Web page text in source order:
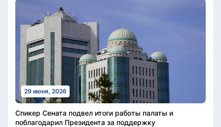
29 июня, 2026
Спикер Сената подвел итоги работы палаты и
поблагодарил Президента за поддержку